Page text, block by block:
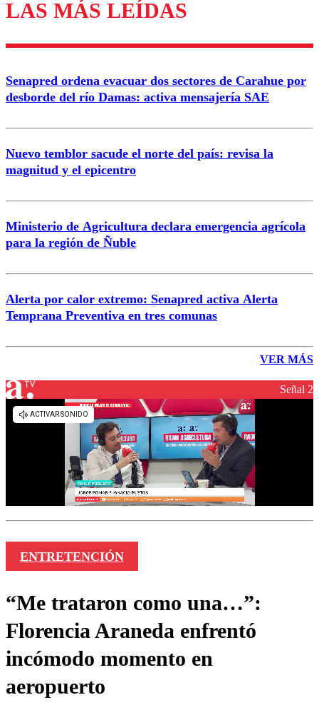
Enviar comentario
LAS MÁS LEÍDAS
Senapred ordena evacuar dos sectores de Carahue por
desborde del río Damas: activa mensajería SAE
Nuevo temblor sacude el norte del país: revisa la
magnitud y el epicentro
Ministerio de Agricultura declara emergencia agrícola
para la región de Ñuble
Alerta por calor extremo: Senapred activa Alerta
Temprana Preventiva en tres comunas
VER MÁS
Señal 2
ENTRETENCIÓN
“Me trataron como una…”:
Florencia Araneda enfrentó
incómodo momento en
aeropuerto